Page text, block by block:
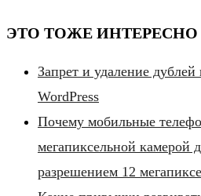
ЭТО ТОЖЕ ИНТЕРЕСНО
Запрет и удаление
WordPress
Почему мобильные
мегапиксельной камерой
разрешением 12